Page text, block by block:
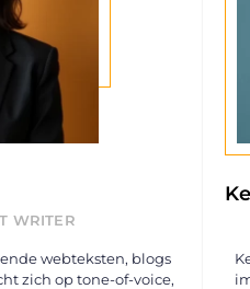
WRITER
webteksten, blogs
zich op tone-of-voice,